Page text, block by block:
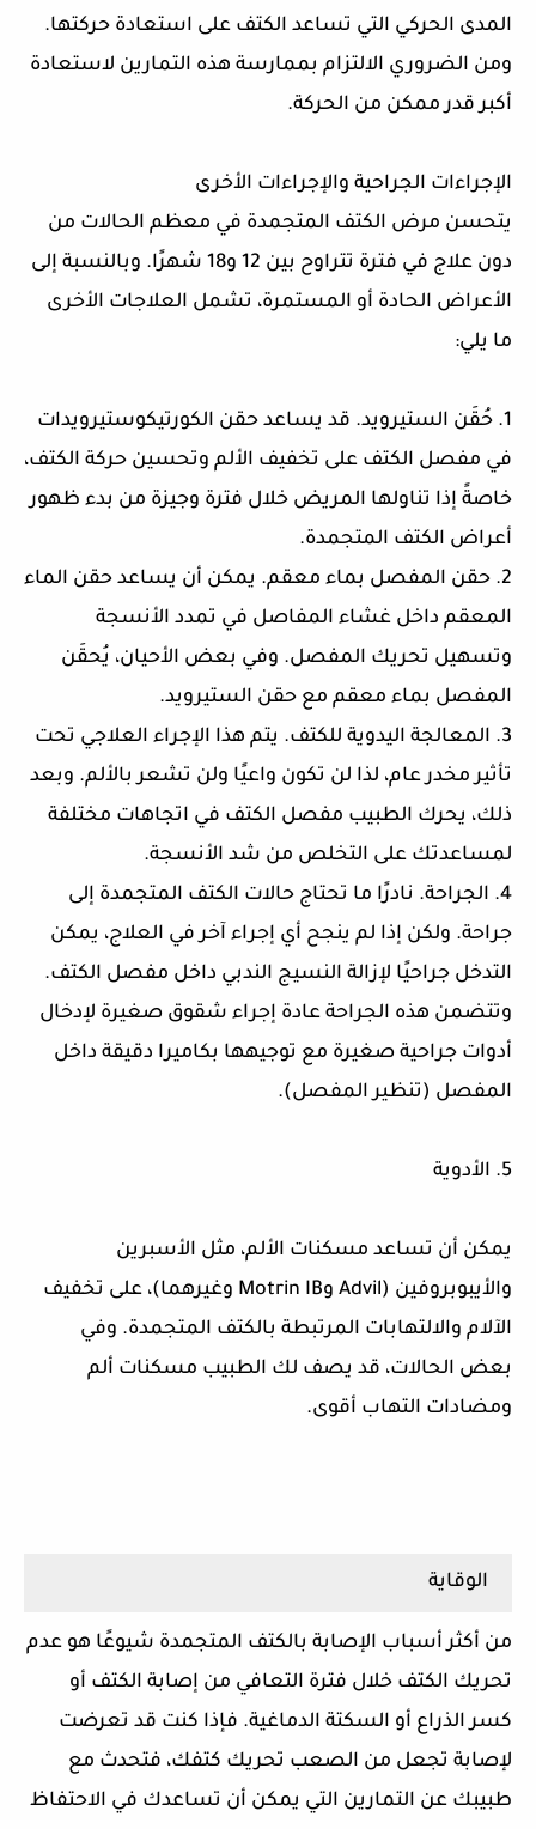
المدى الحركي التي تساعد الكتف على استعادة حركتها.
ومن الضروري الالتزام بممارسة هذه التمارين لاستعادة
أكبر قدر ممكن من الحركة.
الإجراءات الجراحية والإجراءات الأخرى
يتحسن مرض الكتف المتجمدة في معظم الحالات من
دون علاج في فترة تتراوح بين 12 و18 شهرًا. وبالنسبة إلى
الأعراض الحادة أو المستمرة، تشمل العلاجات الأخرى
ما يلي:
1. حُقَن الستيرويد. قد يساعد حقن الكورتيكوستيرويدات
في مفصل الكتف على تخفيف الألم وتحسين حركة الكتف،
خاصةً إذا تناولها المريض خلال فترة وجيزة من بدء ظهور
أعراض الكتف المتجمدة.
2. حقن المفصل بماء معقم. يمكن أن يساعد حقن الماء
المعقم داخل غشاء المفاصل في تمدد الأنسجة
وتسهيل تحريك المفصل. وفي بعض الأحيان، يُحقَن
المفصل بماء معقم مع حقن الستيرويد.
3. المعالجة اليدوية للكتف. يتم هذا الإجراء العلاجي تحت
تأثير مخدر عام، لذا لن تكون واعيًا ولن تشعر بالألم. وبعد
ذلك، يحرك الطبيب مفصل الكتف في اتجاهات مختلفة
لمساعدتك على التخلص من شد الأنسجة.
4. الجراحة. نادرًا ما تحتاج حالات الكتف المتجمدة إلى
جراحة. ولكن إذا لم ينجح أي إجراء آخر في العلاج، يمكن
التدخل جراحيًا لإزالة النسيج الندبي داخل مفصل الكتف.
وتتضمن هذه الجراحة عادة إجراء شقوق صغيرة لإدخال
أدوات جراحية صغيرة مع توجيهها بكاميرا دقيقة داخل
المفصل (تنظير المفصل).
5. الأدوية
يمكن أن تساعد مسكنات الألم، مثل الأسبرين
والأيبوبروفين (Advil وMotrin IB وغيرهما)، على تخفيف
الآلام والالتهابات المرتبطة بالكتف المتجمدة. وفي
بعض الحالات، قد يصف لك الطبيب مسكنات ألم
ومضادات التهاب أقوى.
الوقاية
من أكثر أسباب الإصابة بالكتف المتجمدة شيوعًا هو عدم
تحريك الكتف خلال فترة التعافي من إصابة الكتف أو
كسر الذراع أو السكتة الدماغية. فإذا كنت قد تعرضت
لإصابة تجعل من الصعب تحريك كتفك، فتحدث مع
طبيبك عن التمارين التي يمكن أن تساعدك في الاحتفاظ